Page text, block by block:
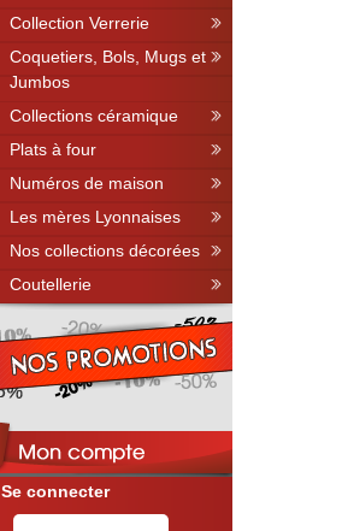
Collection Verrerie
Coquetiers, Bols, Mugs et
Jumbos
Collections céramique
Plats à four
Numéros de maison
Les mères Lyonnaises
Nos collections décorées
Coutellerie
Se connecter